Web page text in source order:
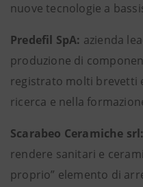
nuove tecnologie a
Predefil SpA: azienda
produzione di
registrato molti brevetti
ricerca e nella
Scarabeo Ceramiche srl:
rendere sanitari e
proprio” elemento di